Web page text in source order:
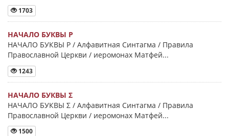
1703
НАЧАЛО БУКВЫ Ρ
НАЧАЛО БУКВЫ Ρ / Алфавитная Синтагма / Правила
Православной Церкви / иеромонах Матфей...
1243
НАЧАЛО БУКВЫ Σ
НАЧАЛО БУКВЫ Σ / Алфавитная Синтагма / Правила
Православной Церкви / иеромонах Матфей...
1500